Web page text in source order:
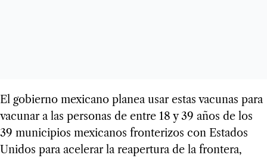
El gobierno mexicano planea usar estas vacunas para
vacunar a las personas de entre 18 y 39 años de los
39 municipios mexicanos fronterizos con Estados
Unidos para acelerar la reapertura de la frontera,